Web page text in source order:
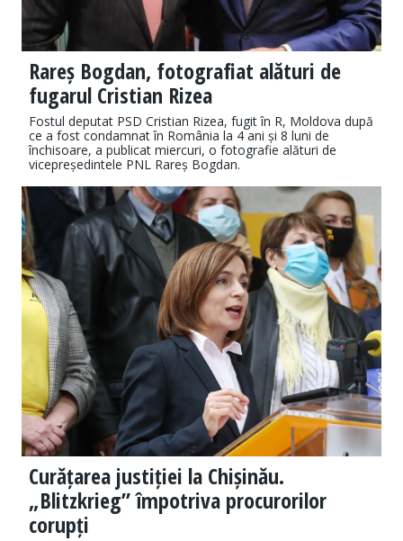
Rareș Bogdan, fotografiat alături de
fugarul Cristian Rizea
Fostul deputat PSD Cristian Rizea, fugit în R, Moldova după
ce a fost condamnat în România la 4 ani și 8 luni de
închisoare, a publicat miercuri, o fotografie alături de
vicepreședintele PNL Rareș Bogdan.
Curățarea justiției la Chișinău.
„Blitzkrieg” împotriva procurorilor
corupți